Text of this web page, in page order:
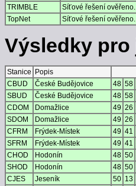
TRIMBLE
Síťové řešení
TopNet
Síťové řešení
Výsledky
Stanice Popis
CBUD
České Budějovice 48 58
SBUD
České Budějovice 48 58
CDOM
Domažlice 49 26
SDOM
Domažlice 49 26
CFRM
Frýdek-Místek 49 41
SFRM
Frýdek-Místek 49 41
CHOD
Hodonín 48 50
SHOD
Hodonín 48 50
CJES
Jeseník 50 13